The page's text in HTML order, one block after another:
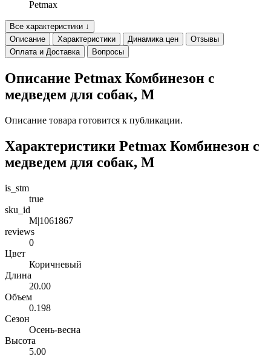
Petmax
Все характеристики ↓
Описание
Характеристики Динамика цен
Отзывы
Оплата и Доставка
Вопросы
Описание Petmax Комбинезон с
медведем для собак, M
Описание товара готовится к публикации.
Характеристики Petmax Комбинезон с
медведем для собак, M
is_stm
true
sku_id
M|1061867
reviews
0
Цвет
Коричневый
Длина
20.00
Объем
0.198
Сезон
Осень-весна
Высота
5.00